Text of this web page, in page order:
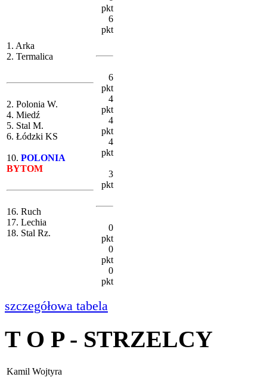
1. Arka
2. Termalica
2. Polonia W.
4. Miedź
5. Stal M.
6. Łódzki KS
10. POLONIA
BYTOM
16. Ruch
17. Lechia
18. Stal Rz.
pkt
6
pkt
6
pkt
4
pkt
4
pkt
4
pkt
3
pkt
0
pkt
0
pkt
0
pkt
szczegółowa tabela
T O P - STRZELCY
Kamil Wojtyra